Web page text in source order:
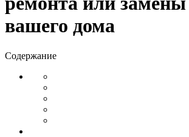
вашего дома
Содержание